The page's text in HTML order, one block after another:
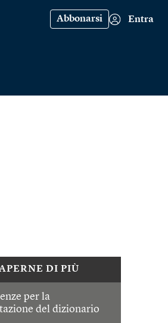
Abbonarsi Entra
DI PIÙ
per la
del dizionario